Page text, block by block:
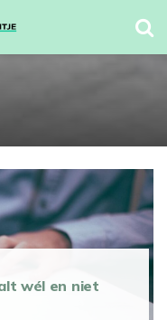
wél en niet